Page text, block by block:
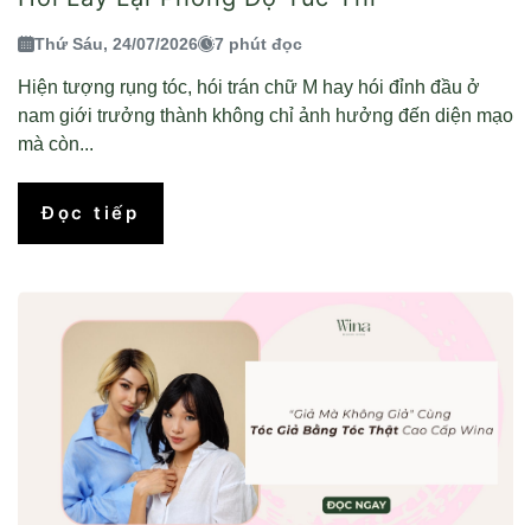
Thứ Sáu, 24/07/2026 7 phút đọc
Hiện tượng rụng tóc, hói trán chữ M hay hói đỉnh đầu ở
nam giới trưởng thành không chỉ ảnh hưởng đến diện mạo
mà còn...
Đọc tiếp